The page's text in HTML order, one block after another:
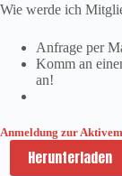
Wie werde ich
Anfrage per
Komm an
an!
Anmeldung zur
Herunterladen